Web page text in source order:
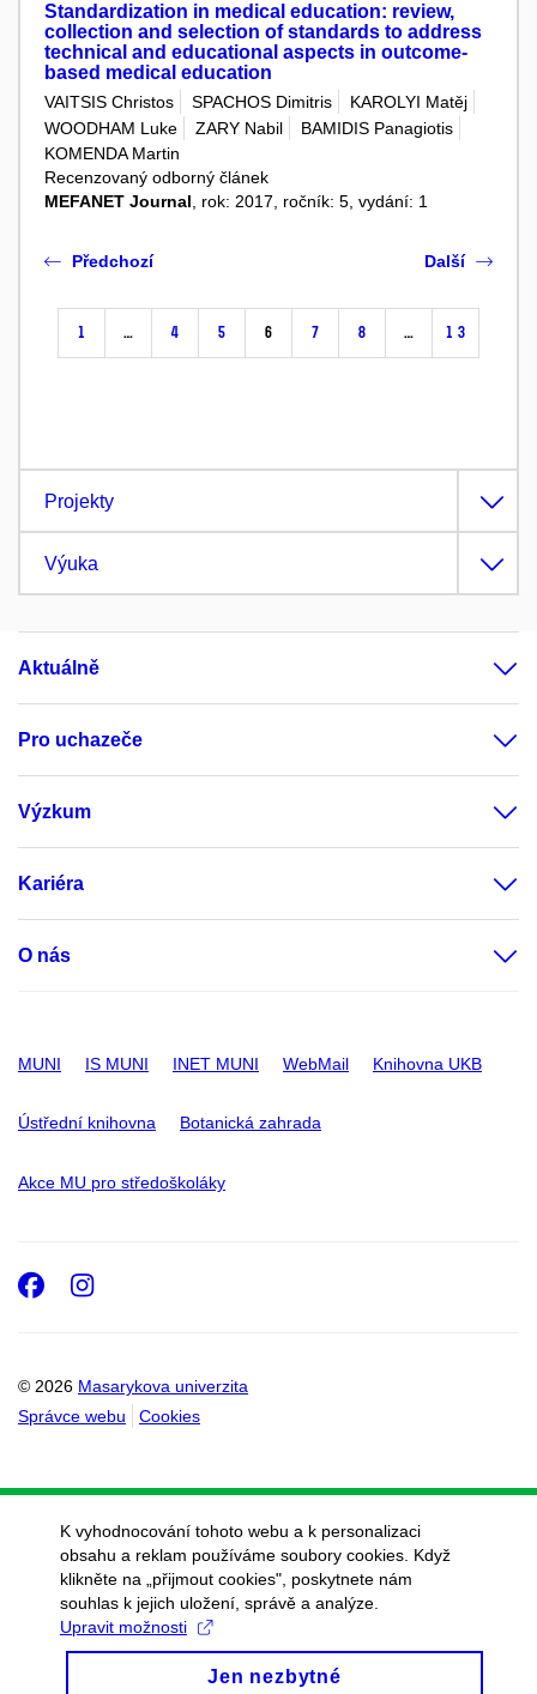
Standardization in medical education: review,
collection and selection of standards to address
technical and educational aspects in outcome-
based medical education
VAITSIS Christos SPACHOS Dimitris
KAROLYI Matěj
WOODHAM Luke
ZARY Nabil
BAMIDIS Panagiotis
KOMENDA Martin
Recenzovaný odborný článek
MEFANET Journal , rok: 2017, ročník: 5, vydání: 1
Předchozí
1 … 4 5 6 7 8 … 13
Další
Projekty
Výuka
Aktuálně
Pro uchazeče
Výzkum
Kariéra
O nás
MUNI IS MUNI INET MUNI WebMail Knihovna UKB
Ústřední knihovna Botanická zahrada
Akce MU pro středoškoláky
© 2026 Masarykova univerzita
Správce webu
Cookies
Facebook
Instagram
K vyhodnocování tohoto webu a k personalizaci
obsahu a reklam používáme soubory cookies. Když
klikněte na „přijmout cookies", poskytnete nám
souhlas k jejich uložení, správě a analýze.
Upravit možnosti
Jen nezbytné